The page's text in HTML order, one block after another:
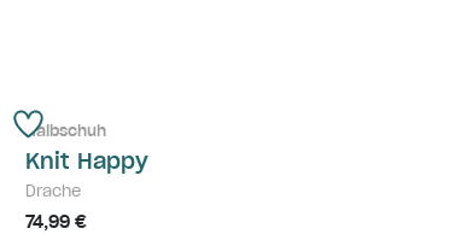
Halbschuh
Knit Happy
Drache
74,99 €